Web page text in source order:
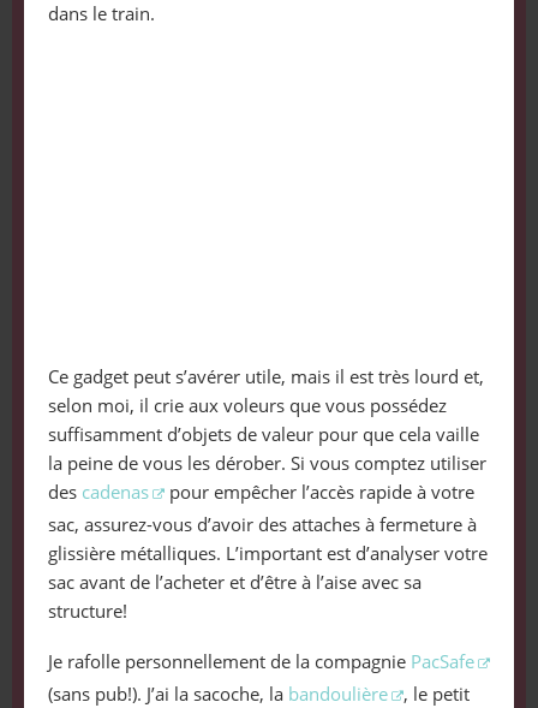
dans le train.
Ce gadget peut s’avérer utile, mais il est très lourd et,
selon moi, il crie aux voleurs que vous possédez
suffisamment d’objets de valeur pour que cela vaille
la peine de vous les dérober. Si vous comptez utiliser
des cadenas
pour empêcher l’accès rapide à votre
sac, assurez-vous d’avoir des attaches à fermeture à
glissière métalliques. L’important est d’analyser votre
sac avant de l’acheter et d’être à l’aise avec sa
structure!
Je rafolle personnellement de la compagnie PacSafe
(sans pub!). J’ai la sacoche, la bandoulière
, le petit